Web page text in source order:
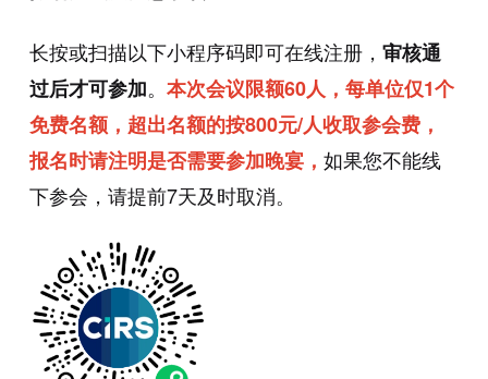
长按或扫描以下小程序码即可在线注册， 审核通
过后才可参加。 本次会议限额60人，每单位仅1个
免费名额，超出名额的按800元/人收取参会费，
报名时请注明是否需要参加晚宴， 如果您不能线
下参会，请提前7天及时取消。